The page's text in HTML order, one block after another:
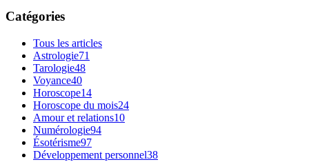
Catégories
Tous les articles
Astrologie71
Tarologie48
Voyance40
Horoscope14
Horoscope du mois24
Amour et relations10
Numérologie94
Ésotérisme97
Développement personnel38